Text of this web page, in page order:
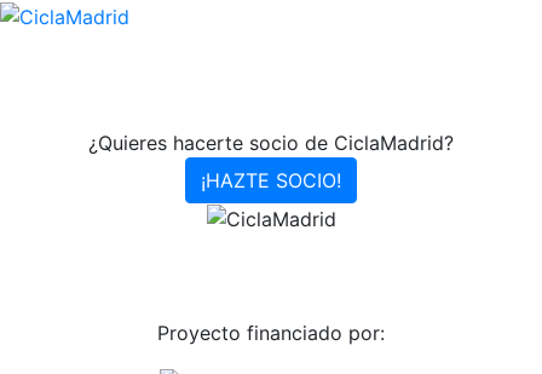
¿Quieres hacerte socio de CiclaMadrid?
¡HAZTE SOCIO!
Proyecto financiado por: